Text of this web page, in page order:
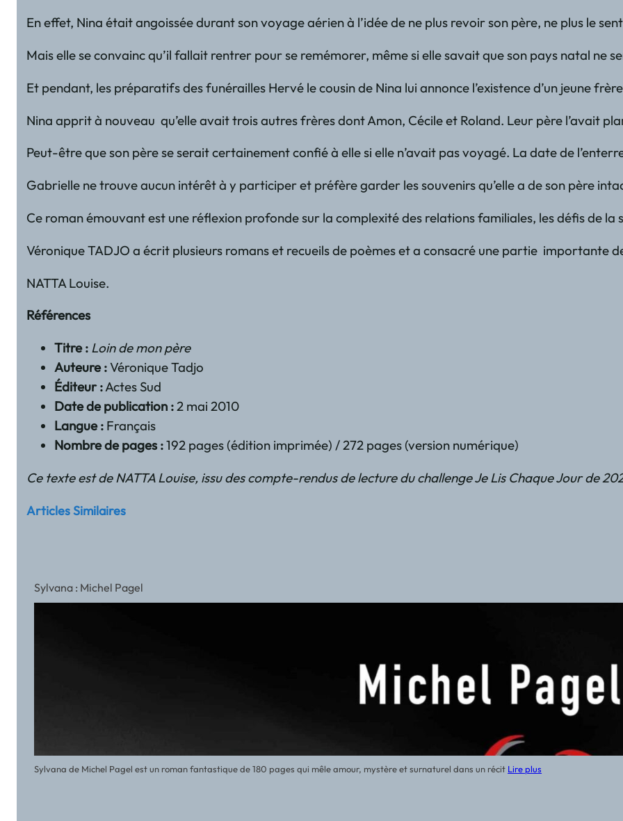
En effet, Nina était angoissée durant son voyage aérien à l’idée de ne plus revoir son père, ne plus le
Mais elle se convainc qu’il fallait rentrer pour se remémorer, même si elle savait que son pays natal
Et pendant, les préparatifs des funérailles Hervé le cousin de Nina lui annonce l’existence d’un jeune
Nina apprit à nouveau qu’elle avait trois autres frères dont Amon, Cécile et Roland. Leur père l’avait
Peut-être que son père se serait certainement confié à elle si elle n’avait pas voyagé. La date de
Gabrielle ne trouve aucun intérêt à y participer et préfère garder les souvenirs qu’elle a de son père
Ce roman émouvant est une réflexion profonde sur la complexité des relations familiales, les défis de la
Véronique TADJO a écrit plusieurs romans et recueils de poèmes et a consacré une partie importante
NATTA Louise.
Références
Titre : Loin de mon père
Auteure :Véronique Tadjo
Éditeur :Actes Sud
Date de publication :2 mai 2010
Langue : Français
Nombre de pages :192 pages (édition imprimée) / 272 pages (version numérique)
Ce texte est de NATTA Louise, issu des compte-rendus de lecture du challenge Je Lis Chaque Jour de
Articles Similaires
Sylvana : Michel Pagel
Sylvana de Michel Pagel est un roman fantastique de 180 pages qui mêle amour, mystère et surnaturel dans un récit Lire plus